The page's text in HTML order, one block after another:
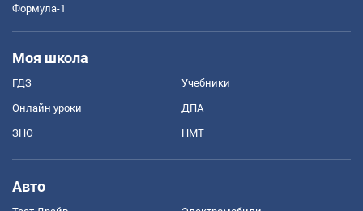
Формула-1
Моя школа
ГДЗ Учебники
Онлайн уроки ДПА
ЗНО НМТ
Авто